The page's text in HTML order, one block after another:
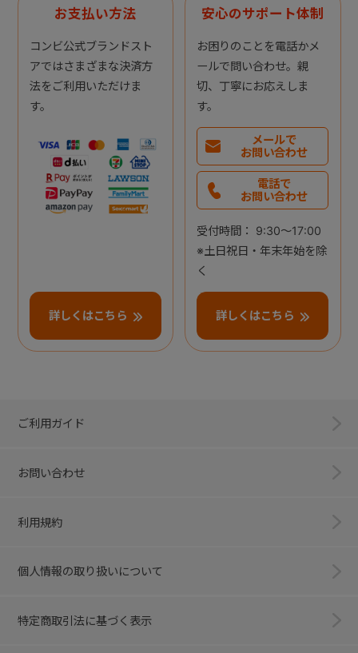
お支払い方法
コンビ公式ブランドスト
アではさまざまな決済方
法をご利用いただけま
す。
詳しくはこちら
安心のサポート体制
お困りのことを電話かメ
ールで問い合わせ。親
切、丁寧にお応えしま
す。
メールで
お問い合わせ
電話で
お問い合わせ
受付時間： 9:30～17:00
※土日祝日・年末年始を除
く
詳しくはこちら
ご利用ガイド
お問い合わせ
利用規約
個人情報の取り扱いについて
特定商取引法に基づく表示